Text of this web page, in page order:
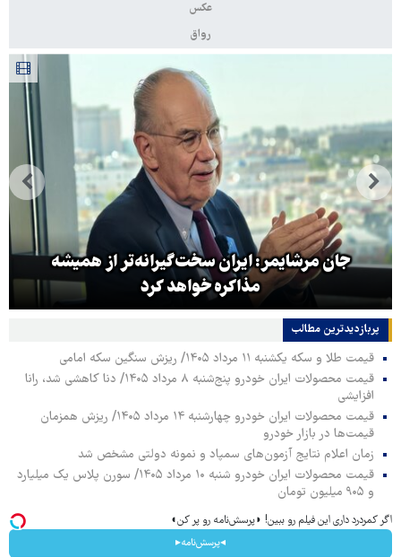
عکس
رواق
جان مرشایمر: ایران سخت‌گیرانه‌تر از همیشه
مذاکره خواهد کرد
پربازدیدترین‌ مطالب
قیمت طلا و سکه یکشنبه ۱۱ مرداد ۱۴۰۵/ ریزش سنگین سکه امامی
قیمت محصولات ایران خودرو پنج‌شنبه ۸ مرداد ۱۴۰۵/ دنا کاهشی شد، رانا
افزایشی
قیمت محصولات ایران خودرو چهارشنبه ۱۴ مرداد ۱۴۰۵/ ریزش همزمان
قیمت‌ها در بازار خودرو
زمان اعلام نتایج آزمون‌های سمپاد و نمونه دولتی مشخص شد
قیمت محصولات ایران خودرو شنبه ۱۰ مرداد ۱۴۰۵/ سورن پلاس یک میلیارد
و ۹۰۵ میلیون تومان
اگر کمردرد داری این فیلم رو ببین! ◗پرسش‌نامه رو پر کن◖
◂پرسش‌نامه▸